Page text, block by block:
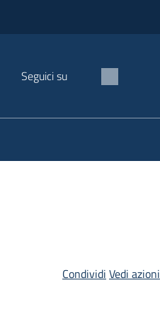
Seguici su
Condividi Vedi azioni